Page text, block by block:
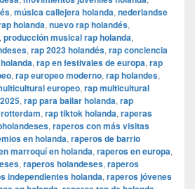
, música callejera holanda, nederlandse
holanda, nuevo rap holandés,
, producción musical rap holanda,
, rap 2023 holandés, rap conciencia
, rap en festivales de europa, rap
, rap europeo moderno, rap holandes,
europeo, rap multicultural
, rap para bailar holanda, rap
, rap tiktok holanda, raperas
, raperos con más visitas
en holanda, raperos de barrio
marroquí en holanda, raperos en europa,
, raperos holandeses, raperos
independientes holanda, raperos jóvenes